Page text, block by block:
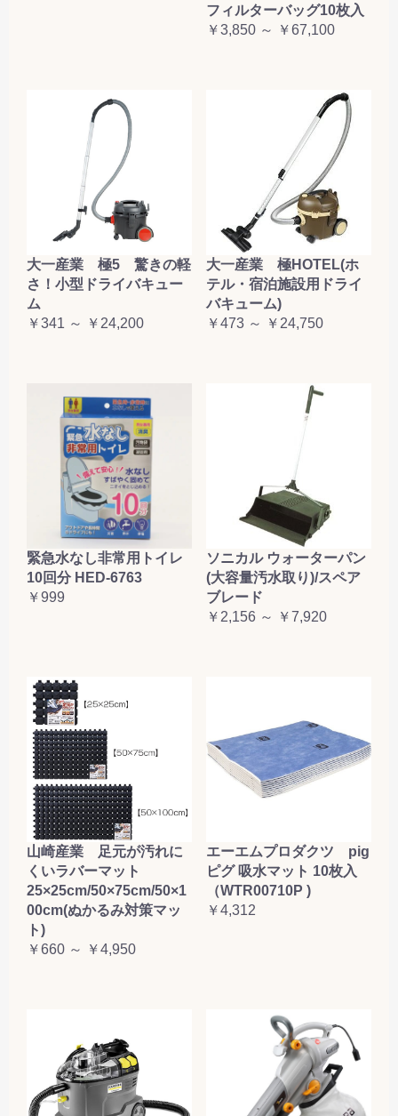
フィルターバッグ10枚入
￥3,850 ～ ￥67,100
大一産業 極5 驚きの軽
さ！小型ドライバキュー
ム
￥341 ～ ￥24,200
大一産業 極HOTEL(ホ
テル・宿泊施設用ドライ
バキューム)
￥473 ～ ￥24,750
緊急水なし非常用トイレ
10回分 HED-6763
￥999
ソニカル ウォーターパン
(大容量汚水取り)/スペア
ブレード
￥2,156 ～ ￥7,920
山崎産業 足元が汚れに
くいラバーマット
25×25cm/50×75cm/50×1
00cm(ぬかるみ対策マッ
ト)
￥660 ～ ￥4,950
エーエムプロダクツ pig
ピグ 吸水マット 10枚入
（WTR00710P )
￥4,312